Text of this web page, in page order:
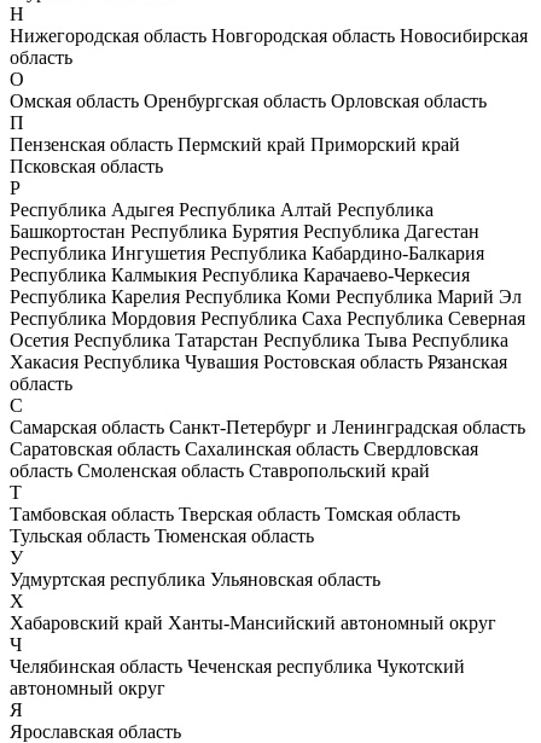
Н
Нижегородская область Новгородская область Новосибирская
область
О
Омская область Оренбургская область Орловская область
П
Пензенская область Пермский край Приморский край
Псковская область
Р
Республика Адыгея Республика Алтай Республика
Башкортостан Республика Бурятия Республика Дагестан
Республика Ингушетия Республика Кабардино-Балкария
Республика Калмыкия Республика Карачаево-Черкесия
Республика Карелия Республика Коми Республика Марий Эл
Республика Мордовия Республика Саха Республика Северная
Осетия Республика Татарстан Республика Тыва Республика
Хакасия Республика Чувашия Ростовская область Рязанская
область
С
Самарская область Санкт-Петербург и Ленинградская область
Саратовская область Сахалинская область Свердловская
область Смоленская область Ставропольский край
Т
Тамбовская область Тверская область Томская область
Тульская область Тюменская область
У
Удмуртская республика Ульяновская область
Х
Хабаровский край Ханты-Мансийский автономный округ
Ч
Челябинская область Чеченская республика Чукотский
автономный округ
Я
Ярославская область